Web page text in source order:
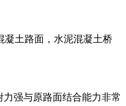
凝土路面，水泥混凝土桥
强与原路面结合能力非常